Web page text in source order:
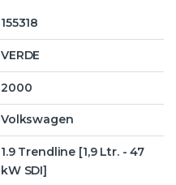
155318
VERDE
2000
Volkswagen
1.9 Trendline [1,9 Ltr. - 47
kW SDI]